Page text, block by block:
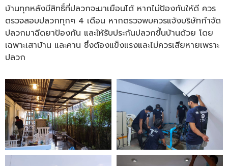
บ้านทุกหลังมีสิทธิ์ที่ปลวกจะมาเยือนได้ หากไม่ป้องกันให้ดี ควร
ตรวจสอบปลวกทุกๆ 4 เดือน หากตรวจพบควรแจ้งบริษัทกำจัด
ปลวกมาฉีดยาป้องกัน และให้รับประกันปลวกขึ้นบ้านด้วย โดย
เฉพาะเสาบ้าน และคาน ซึ่งต้องแข็งแรงและไม่ควรเสียหายเพราะ
ปลวก